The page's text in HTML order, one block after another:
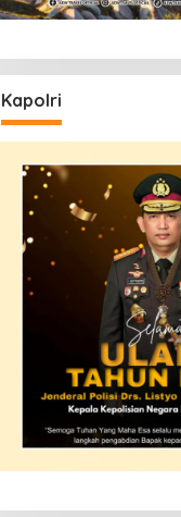
Kapolri